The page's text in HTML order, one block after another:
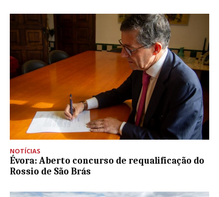
NOTÍCIAS
Évora: Aberto concurso de requalificação do
Rossio de São Brás